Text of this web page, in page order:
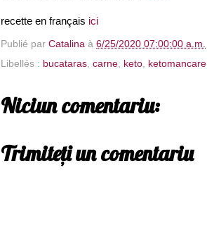
recette en français ici
Publié par Catalina à 6/25/2020 07:00:00 a.m.
Libellés : bucataras carne keto ketomancare
Niciun comentariu:
Trimiteți un comentariu